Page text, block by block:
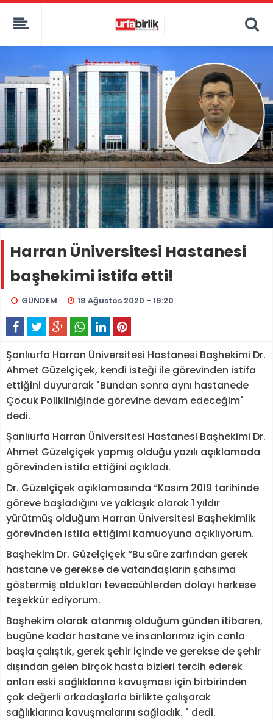
Harran Üniversitesi Hastanesi
başhekimi istifa etti!
GÜNDEM 18 Ağustos 2020 - 19:20
Şanlıurfa Harran Üniversitesi Hastanesi Başhekimi Dr.
Ahmet Güzelçiçek, kendi isteği ile görevinden istifa
ettiğini duyurarak "Bundan sonra aynı hastanede
Çocuk Polikliniğinde görevine devam edeceğim"
dedi.
Şanlıurfa Harran Üniversitesi Hastanesi Başhekimi Dr.
Ahmet Güzelçiçek yapmış olduğu yazılı açıklamada
görevinden istifa ettiğini açıkladı.
Dr. Güzelçiçek açıklamasında “Kasım 2019 tarihinde
göreve başladığını ve yaklaşık olarak 1 yıldır
yürütmüş olduğum Harran Üniversitesi Başhekimlik
görevinden istifa ettiğimi kamuoyuna açıklıyorum.
Başhekim Dr. Güzelçiçek “Bu süre zarfından gerek
hastane ve gerekse de vatandaşların şahsıma
göstermiş oldukları teveccühlerden dolayı herkese
teşekkür ediyorum.
Başhekim olarak atanmış olduğum günden itibaren,
bugüne kadar hastane ve insanlarımız için canla
başla çalıştık, gerek şehir içinde ve gerekse de şehir
dışından gelen birçok hasta bizleri tercih ederek
onları eski sağlıklarına kavuşması için birbirinden
çok değerli arkadaşlarla birlikte çalışarak
sağlıklarına kavuşmalarını sağladık. " dedi.